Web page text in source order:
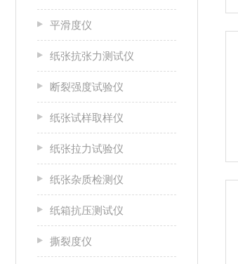
平滑度仪
纸张抗张力测试仪
断裂强度试验仪
纸张试样取样仪
纸张拉力试验仪
纸张杂质检测仪
纸箱抗压测试仪
撕裂度仪